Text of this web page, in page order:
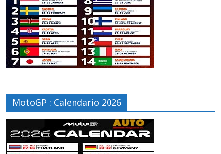
MotoGP : Calendario 2026